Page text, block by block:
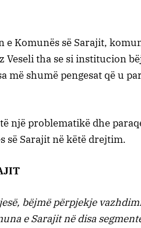
Komunës së Sarajit,
tha se si institucion
shumë pengesat që u
një problematikë dhe
së Sarajit në këtë drejtim.
bëjmë përpjekje
e Sarajit në disa